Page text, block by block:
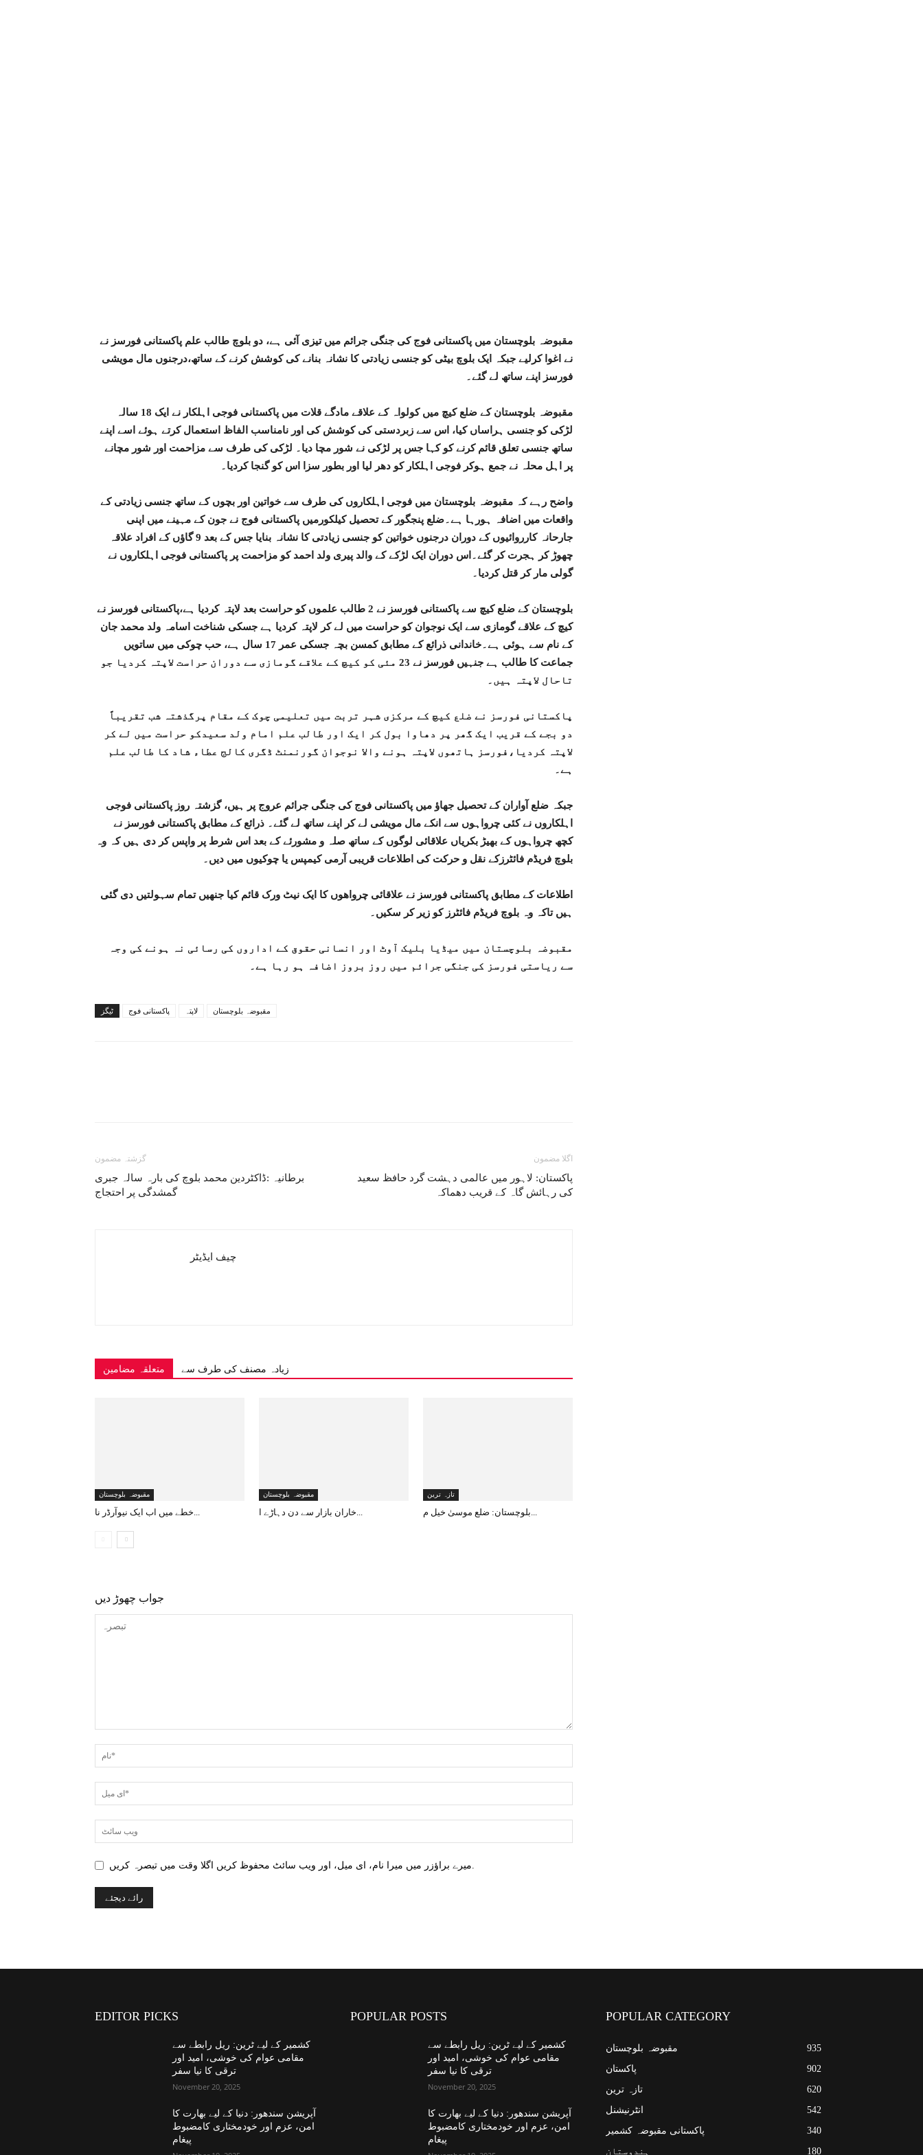
مقبوضہ بلوچستان میں پاکستانی فوج کی جنگی جرائم میں تیزی آئی ہے، دو بلوچ طالب علم پاکستانی فورسز نے
نے اغوا کرلیے جبکہ ایک بلوچ بیٹی کو جنسی زیادتی کا نشانہ بنانے کی کوشش کرنے کے ساتھ،درجنوں مال مویشی
فورسز اپنے ساتھ لے گئے۔
مقبوضہ بلوچستان کے ضلع کیچ میں کولواہ کے علاقے مادگے قلات میں پاکستانی فوجی اہلکار نے ایک 18 سالہ
لڑکی کو جنسی ہراساں کیا، اس سے زبردستی کی کوشش کی اور نامناسب الفاظ استعمال کرتے ہوئے اسے اپنے
ساتھ جنسی تعلق قائم کرنے کو کہا جس پر لڑکی نے شور مچا دیا۔ لڑکی کی طرف سے مزاحمت اور شور مچانے
پر اہل محلہ نے جمع ہوکر فوجی اہلکار کو دھر لیا اور بطور سزا اس کو گنجا کردیا۔
واضح رہے کہ مقبوضہ بلوچستان میں فوجی اہلکاروں کی طرف سے خواتین اور بچوں کے ساتھ جنسی زیادتی کے
واقعات میں اضافہ ہورہا ہے۔ضلع پنجگور کے تحصیل کیلکورمیں پاکستانی فوج نے جون کے مہینے میں اپنی
جارحانہ کارروائیوں کے دوران درجنوں خواتین کو جنسی زیادتی کا نشانہ بنایا جس کے بعد 9 گاؤں کے افراد علاقہ
چھوڑ کر ہجرت کر گئے۔اس دوران ایک لڑکے کے والد پیری ولد احمد کو مزاحمت پر پاکستانی فوجی اہلکاروں نے
گولی مار کر قتل کردیا۔
بلوچستان کے ضلع کیچ سے پاکستانی فورسز نے 2 طالب علموں کو حراست بعد لاپتہ کردیا ہے،پاکستانی فورسز نے
کیچ کے علاقے گومازی سے ایک نوجوان کو حراست میں لے کر لاپتہ کردیا ہے جسکی شناخت اسامہ ولد محمد جان
کے نام سے ہوئی ہے۔خاندانی ذرائع کے مطابق کمسن بچہ جسکی عمر 17 سال ہے، حب چوکی میں ساتویں
جماعت کا طالب ہے جنہیں فورسز نے 23 مئی کو کیچ کے علاقے گومازی سے دوران حراست لاپتہ کردیا جو
تاحال لاپتہ ہیں۔
پاکستانی فورسز نے ضلع کیچ کے مرکزی شہر تربت میں تعلیمی چوک کے مقام پرگذشتہ شب تقریباً
دو بجے کے قریب ایک گھر پر دھاوا بول کر ایک اور طالب علم امام ولد سعیدکو حراست میں لے کر
لاپتہ کردیا،فورسز ہاتھوں لاپتہ ہونے والا نوجوان گورنمنٹ ڈگری کالج عطاء شاد کا طالب علم
ہے۔
جبکہ ضلع آواران کے تحصیل جھاؤ میں پاکستانی فوج کی جنگی جرائم عروج پر ہیں، گزشتہ روز پاکستانی فوجی
اہلکاروں نے کئی چرواہوں سے انکے مال مویشی لے کر اپنے ساتھ لے گئے۔ ذرائع کے مطابق پاکستانی فورسز نے
کچھ چرواہوں کے بھیڑ بکریاں علاقائی لوگوں کے ساتھ صلہ و مشورئے کے بعد اس شرط پر واپس کر دی ہیں کہ وہ
بلوچ فریڈم فائٹرزکے نقل و حرکت کی اطلاعات قریبی آرمی کیمپس یا چوکیوں میں دیں۔
اطلاعات کے مطابق پاکستانی فورسز نے علاقائی چرواھوں کا ایک نیٹ ورک قائم کیا جنھیں تمام سہولتیں دی گئی
ہیں تاکہ وہ بلوچ فریڈم فائٹرز کو زیر کر سکیں۔
مقبوضہ بلوچستان میں میڈیا بلیک آوٹ اور انسانی حقوق کے اداروں کی رسائی نہ ہونے کی وجہ
سے ریاستی فورسز کی جنگی جرائم میں روز بروز اضافہ ہو رہا ہے۔
ٹیگز پاکستانی فوج لاپتہ مقبوضہ بلوچستان
گزشتہ مضمون
برطانیہ :ڈاکٹردین محمد بلوچ کی بارہ سالہ جبری
گمشدگی پر احتجاج
اگلا مضمون
پاکستان: لاہور میں عالمی دہشت گرد حافظ سعید
کی رہائش گاہ کے قریب دھماکہ
چیف ایڈیٹر
متعلقہ مضامین زیادہ مصنف کی طرف سے
مقبوضہ بلوچستان
خطے میں اب ایک نیوآرڈر نا...
مقبوضہ بلوچستان
خاران بازار سے دن دہاڑے ا...
تازہ ترین
بلوچستان: ضلع موسیٰ خیل م...
جواب چھوڑ دیں
میرے براؤزر میں میرا نام، ای میل، اور ویب سائٹ محفوظ کریں اگلا وقت میں تبصرہ کریں.
EDITOR PICKS
کشمیر کے لیے ٹرین: ریل رابطے سے
مقامی عوام کی خوشی، امید اور
ترقی کا نیا سفر
November 20, 2025
آپریشن سندھور: دنیا کے لیے بھارت کا
امن، عزم اور خودمختاری کامضبوط
پیغام
POPULAR POSTS
کشمیر کے لیے ٹرین: ریل رابطے سے
مقامی عوام کی خوشی، امید اور
ترقی کا نیا سفر
November 20, 2025
آپریشن سندھور: دنیا کے لیے بھارت کا
امن، عزم اور خودمختاری کامضبوط
پیغام
POPULAR CATEGORY
مقبوضہ بلوچستان
935
پاکستان
902
تازہ ترین
620
انٹرنیشنل
542
پاکستانی مقبوضہ کشمیر
340
ہندوستان
180